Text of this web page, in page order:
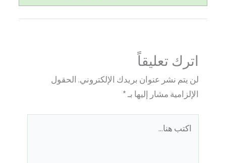
اترك تعليقاً
لن يتم نشر عنوان بريدك الإلكتروني. الحقول
الإلزامية مشار إليها بـ*